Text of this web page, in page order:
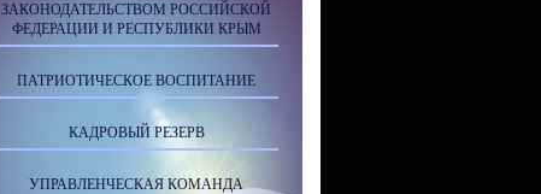
ЗАКОНОДАТЕЛЬСТВОМ РОССИЙСКОЙ
ФЕДЕРАЦИИ И РЕСПУБЛИКИ КРЫМ
ПАТРИОТИЧЕСКОЕ ВОСПИТАНИЕ
КАДРОВЫЙ РЕЗЕРВ
УПРАВЛЕНЧЕСКАЯ КОМАНДА